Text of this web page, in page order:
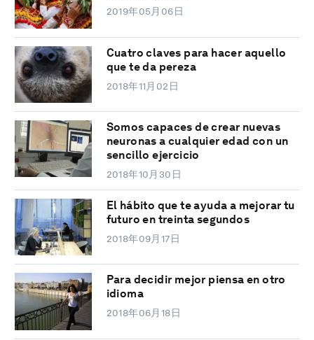
2019年05月06日
Cuatro claves para hacer aquello
que te da pereza
2018年11月02日
Somos capaces de crear nuevas
neuronas a cualquier edad con un
sencillo ejercicio
2018年10月30日
El hábito que te ayuda a mejorar tu
futuro en treinta segundos
2018年09月17日
Para decidir mejor piensa en otro
idioma
2018年06月18日